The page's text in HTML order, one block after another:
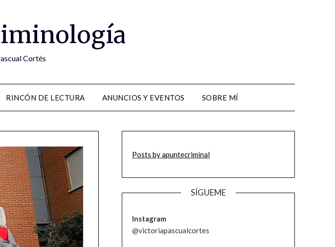
Cortés
RINCÓN DE LECTURA ANUNCIOS Y EVENTOS SOBRE MÍ
Posts by apuntecriminal
SÍGUEME
Instagram
@victoriapascualcortes